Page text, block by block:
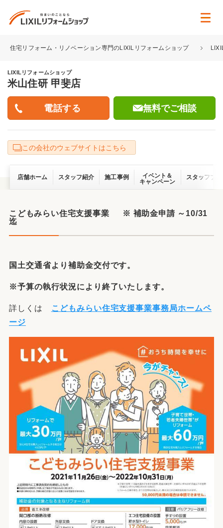
住宅リフォーム・リノベーション専門のLIXILリフォームショップ
LIXILリフォームショップ
米山住研 甲斐店
無料でご相談
この会社のウェブサイトはこちら
店舗ホーム スタッフ紹介 施工事例
イベント＆
キャンペーン
スタッフブ
こどもみらい住宅支援事業 ※ 補助金申請 ～10/31
迄
国土交通省より補助金交付です。
※予算の執行状況により終了いたします。
詳しくは
こどもみらい住宅支援事業事務局ホームペ
ージ